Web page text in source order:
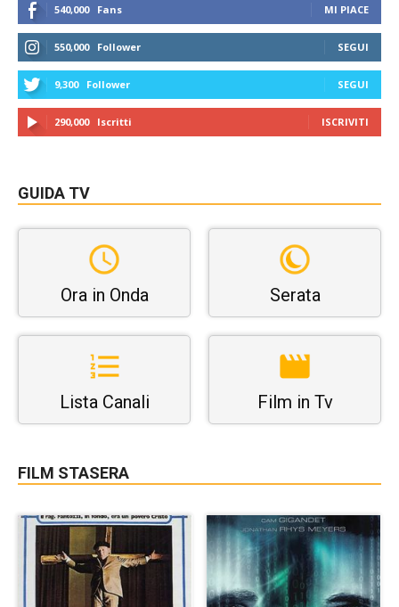
540,000 Fans MI PIACE
550,000 Follower SEGUI
9,300 Follower SEGUI
290,000 Iscritti ISCRIVITI
GUIDA TV
Ora in Onda Serata
Lista Canali Film in Tv
FILM STASERA